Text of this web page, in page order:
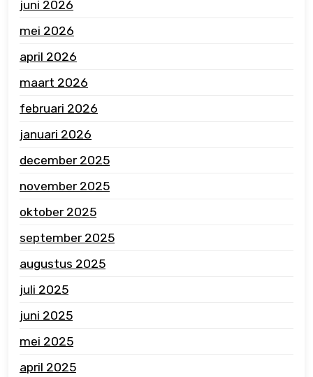
juni 2026
mei 2026
april 2026
maart 2026
februari 2026
januari 2026
december 2025
november 2025
oktober 2025
september 2025
augustus 2025
juli 2025
juni 2025
mei 2025
april 2025